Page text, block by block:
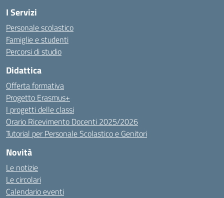
I Servizi
Personale scolastico
Famiglie e studenti
Percorsi di studio
Didattica
Offerta formativa
Progetto Erasmus+
I progetti delle classi
Orario Ricevimento Docenti 2025/2026
Tutorial per Personale Scolastico e Genitori
Novità
Le notizie
Le circolari
Calendario eventi